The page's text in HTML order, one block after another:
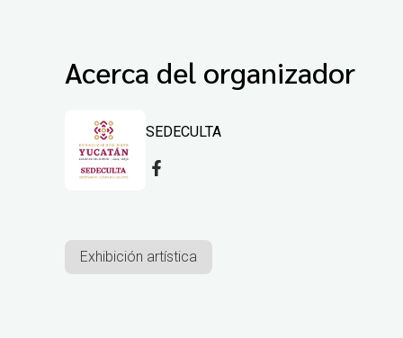
Acerca del organizador
SEDECULTA
Exhibición artística